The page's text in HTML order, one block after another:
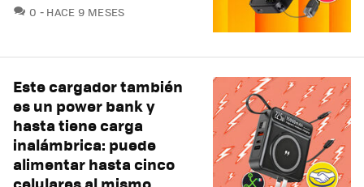
0 COMENTARIOS
HACE 9 MESES
Este cargador también
es un power bank y
hasta tiene carga
inalámbrica: puede
alimentar hasta cinco